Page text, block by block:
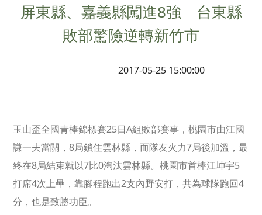
屏東縣、嘉義縣闖進8強 台東縣
敗部驚險逆轉新竹市
2017-05-25 15:00:00
玉山盃全國青棒錦標賽25日A組敗部賽事，桃園市由江國
謙一夫當關，8局鎖住雲林縣，而隊友火力7局後加溫，最
終在8局結束就以7比0淘汰雲林縣。桃園市首棒江坤宇5
打席4次上壘，靠腳程跑出2支內野安打，共為球隊跑回4
分，也是致勝功臣。